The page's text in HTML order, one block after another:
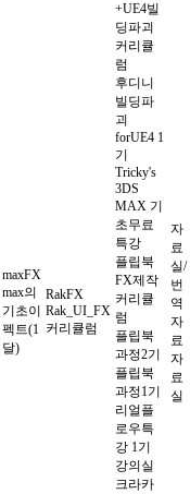
maxFX
max의
기초이
펙트(1
달)
RakFX
Rak_UI_FX
커리큘럼
+UE4빌
딩파괴
커리큘
럼
후디니
빌딩파
괴
forUE4 1
기
Tricky's
3DS
MAX 기
초무료
특강
플립북
FX제작
커리큘
럼
플립북
과정2기
플립북
과정1기
리얼플
로우특
강 1기
강의실
크라카
자
료
실/
번
역
자
료
자
료
실